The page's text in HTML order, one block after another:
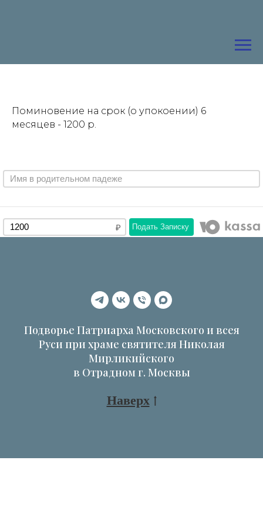
Поминовение на срок (о упокоении) 6
месяцев - 1200 р.
Подать Записку
Подворье Патриарха Московского и всея
Руси при храме святителя Николая
Мирликийского
в Отрадном г. Москвы
Наверх